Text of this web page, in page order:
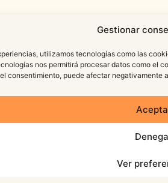
Gestionar
utilizamos tecnologías como las
nos permitirá procesar datos como el
consentimiento, puede afectar negativamente
Ver